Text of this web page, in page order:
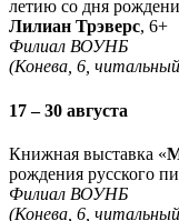
летию со дня
Лилиан Трэверс, 6+
Филиал ВОУНБ
(Конева, 6,
17 – 30 августа
Книжная выставка «
рождения русского
Филиал ВОУНБ
(Конева, 6,